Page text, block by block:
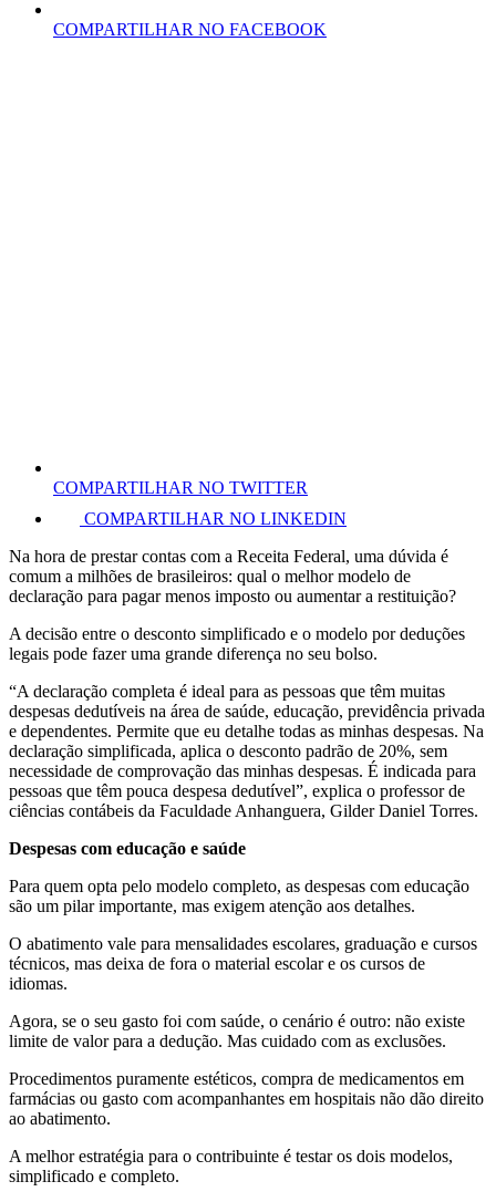
COMPARTILHAR NO FACEBOOK
COMPARTILHAR NO TWITTER
COMPARTILHAR NO LINKEDIN
Na hora de prestar contas com a Receita Federal, uma dúvida é
comum a milhões de brasileiros: qual o melhor modelo de
declaração para pagar menos imposto ou aumentar a restituição?
A decisão entre o desconto simplificado e o modelo por deduções
legais pode fazer uma grande diferença no seu bolso.
“A declaração completa é ideal para as pessoas que têm muitas
despesas dedutíveis na área de saúde, educação, previdência privada
e dependentes. Permite que eu detalhe todas as minhas despesas. Na
declaração simplificada, aplica o desconto padrão de 20%, sem
necessidade de comprovação das minhas despesas. É indicada para
pessoas que têm pouca despesa dedutível”, explica o professor de
ciências contábeis da Faculdade Anhanguera, Gilder Daniel Torres.
Despesas com educação e saúde
Para quem opta pelo modelo completo, as despesas com educação
são um pilar importante, mas exigem atenção aos detalhes.
O abatimento vale para mensalidades escolares, graduação e cursos
técnicos, mas deixa de fora o material escolar e os cursos de
idiomas.
Agora, se o seu gasto foi com saúde, o cenário é outro: não existe
limite de valor para a dedução. Mas cuidado com as exclusões.
Procedimentos puramente estéticos, compra de medicamentos em
farmácias ou gasto com acompanhantes em hospitais não dão direito
ao abatimento.
A melhor estratégia para o contribuinte é testar os dois modelos,
simplificado e completo.